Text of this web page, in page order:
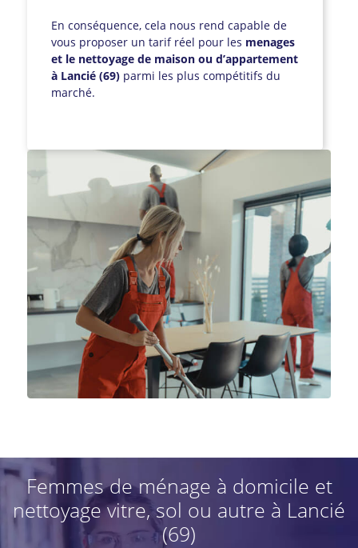
En conséquence, cela nous rend capable de
vous proposer un tarif réel pour les menages
et le nettoyage de maison ou d’appartement
à Lancié (69) parmi les plus compétitifs du
marché.
Femmes de ménage à domicile et
nettoyage vitre, sol ou autre à Lancié
(69)